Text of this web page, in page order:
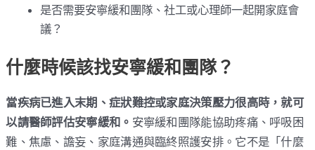
是否需要安寧緩和團隊、社工或心理師一起開家庭會
議？
什麼時候該找安寧緩和團隊？
當疾病已進入末期、症狀難控或家庭決策壓力很高時，就可
以請醫師評估安寧緩和。 安寧緩和團隊能協助疼痛、呼吸困
難、焦慮、譫妄、家庭溝通與臨終照護安排。它不是「什麼